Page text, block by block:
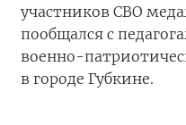
участников СВО
пообщался с
военно-
в городе Губкине.